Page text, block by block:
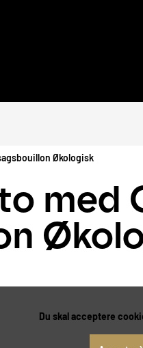
Økologisk
med
Du skal acceptere